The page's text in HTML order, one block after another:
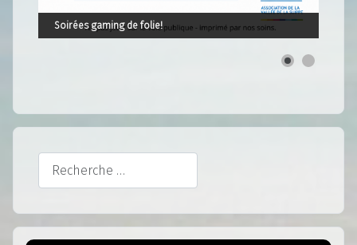
Soirées gaming de folie!
Rechercher